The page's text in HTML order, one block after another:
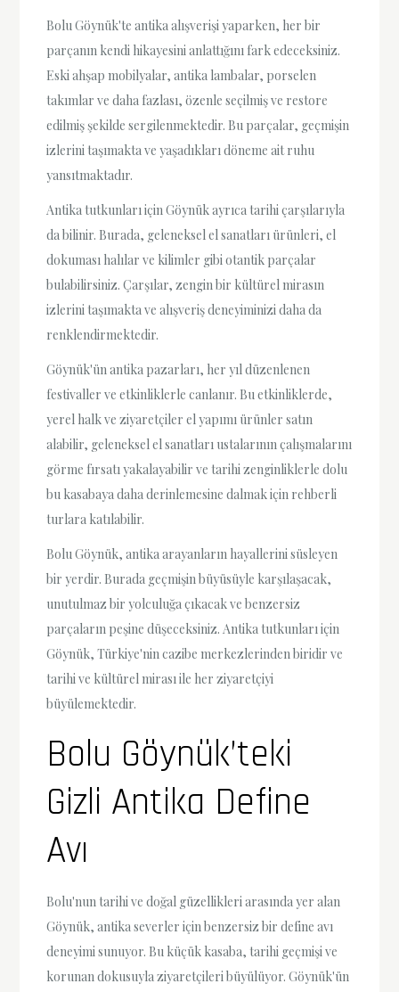
Bolu Göynük'te antika alışverişi yaparken, her bir
parçanın kendi hikayesini anlattığını fark edeceksiniz.
Eski ahşap mobilyalar, antika lambalar, porselen
takımlar ve daha fazlası, özenle seçilmiş ve restore
edilmiş şekilde sergilenmektedir. Bu parçalar, geçmişin
izlerini taşımakta ve yaşadıkları döneme ait ruhu
yansıtmaktadır.
Antika tutkunları için Göynük ayrıca tarihi çarşılarıyla
da bilinir. Burada, geleneksel el sanatları ürünleri, el
dokuması halılar ve kilimler gibi otantik parçalar
bulabilirsiniz. Çarşılar, zengin bir kültürel mirasın
izlerini taşımakta ve alışveriş deneyiminizi daha da
renklendirmektedir.
Göynük'ün antika pazarları, her yıl düzenlenen
festivaller ve etkinliklerle canlanır. Bu etkinliklerde,
yerel halk ve ziyaretçiler el yapımı ürünler satın
alabilir, geleneksel el sanatları ustalarının çalışmalarını
görme fırsatı yakalayabilir ve tarihi zenginliklerle dolu
bu kasabaya daha derinlemesine dalmak için rehberli
turlara katılabilir.
Bolu Göynük, antika arayanların hayallerini süsleyen
bir yerdir. Burada geçmişin büyüsüyle karşılaşacak,
unutulmaz bir yolculuğa çıkacak ve benzersiz
parçaların peşine düşeceksiniz. Antika tutkunları için
Göynük, Türkiye'nin cazibe merkezlerinden biridir ve
tarihi ve kültürel mirası ile her ziyaretçiyi
büyülemektedir.
Bolu Göynük’teki
Gizli Antika Define
Avı
Bolu'nun tarihi ve doğal güzellikleri arasında yer alan
Göynük, antika severler için benzersiz bir define avı
deneyimi sunuyor. Bu küçük kasaba, tarihi geçmişi ve
korunan dokusuyla ziyaretçileri büyülüyor. Göynük'ün